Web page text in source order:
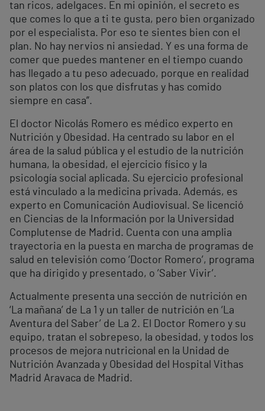
tan ricos, adelgaces. En mi opinión, el secreto es
que comes lo que a ti te gusta, pero bien organizado
por el especialista. Por eso te sientes bien con el
plan. No hay nervios ni ansiedad. Y es una forma de
comer que puedes mantener en el tiempo cuando
has llegado a tu peso adecuado, porque en realidad
son platos con los que disfrutas y has comido
siempre en casa”.
El doctor Nicolás Romero es médico experto en
Nutrición y Obesidad. Ha centrado su labor en el
área de la salud pública y el estudio de la nutrición
humana, la obesidad, el ejercicio físico y la
psicología social aplicada. Su ejercicio profesional
está vinculado a la medicina privada. Además, es
experto en Comunicación Audiovisual. Se licenció
en Ciencias de la Información por la Universidad
Complutense de Madrid. Cuenta con una amplia
trayectoria en la puesta en marcha de programas de
salud en televisión como ‘Doctor Romero’, programa
que ha dirigido y presentado, o ’Saber Vivir’.
Actualmente presenta una sección de nutrición en
‘La mañana’ de La 1 y un taller de nutrición en ‘La
Aventura del Saber’ de La 2. El Doctor Romero y su
equipo, tratan el sobrepeso, la obesidad, y todos los
procesos de mejora nutricional en la Unidad de
Nutrición Avanzada y Obesidad del Hospital Vithas
Madrid Aravaca de Madrid.